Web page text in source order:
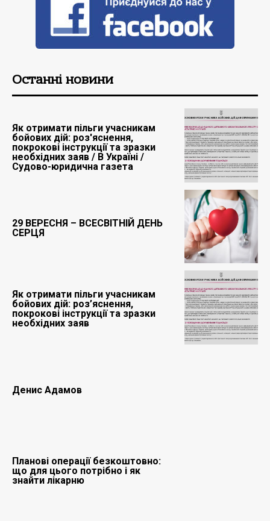
Останні новини
Як отримати пільги учасникам
бойових дій: роз'яснення,
покрокові інструкції та зразки
необхідних заяв / В Україні /
Судово-юридична газета
29 ВЕРЕСНЯ – ВСЕСВІТНІЙ ДЕНЬ
СЕРЦЯ
Як отримати пільги учасникам
бойових дій: роз’яснення,
покрокові інструкції та зразки
необхідних заяв
Денис Адамов
Планові операції безкоштовно:
що для цього потрібно і як
знайти лікарню